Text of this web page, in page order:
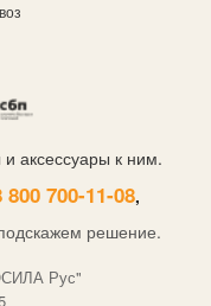
аксессуары к ним.
800 700-11-08,
решение.
Рус"